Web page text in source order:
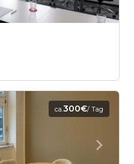
ca.300€/ Tag